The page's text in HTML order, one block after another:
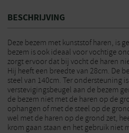
BESCHRIJVING
Deze bezem met kunststof haren, is
bezem is ook ideaal voor vochtige
zorgt ervoor dat bij vocht de haren
Hij heeft een breedte van 28cm. De
steel van 140cm. Ter ondersteuning
verstevigingsbeugel aan de bezem
de bezem niet met de haren op de
ophangen of met de steel op de
wel met de haren op de grond zet,
krom gaan staan en het gebruik niet